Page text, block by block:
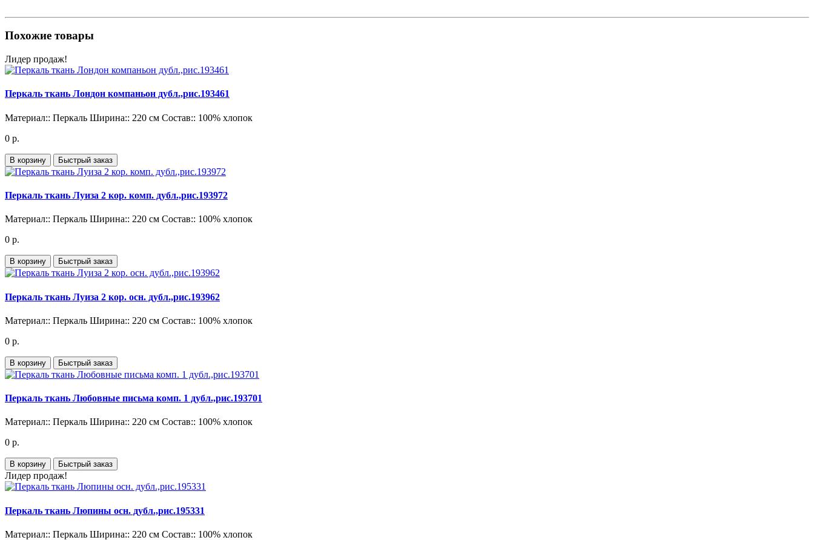
Похожие товары
Лидер продаж!
Перкаль ткань Лондон компаньон дубл.,рис.193461
Материал:: Перкаль Ширина:: 220 см Состав:: 100% хлопок
0 р.
В корзину Быстрый заказ
Перкаль ткань Луиза 2 кор. комп. дубл.,рис.193972
Материал:: Перкаль Ширина:: 220 см Состав:: 100% хлопок
0 р.
В корзину Быстрый заказ
Перкаль ткань Луиза 2 кор. осн. дубл.,рис.193962
Материал:: Перкаль Ширина:: 220 см Состав:: 100% хлопок
0 р.
В корзину Быстрый заказ
Перкаль ткань Любовные письма комп. 1 дубл.,рис.193701
Материал:: Перкаль Ширина:: 220 см Состав:: 100% хлопок
0 р.
В корзину Быстрый заказ
Лидер продаж!
Перкаль ткань Люпины осн. дубл.,рис.195331
Материал:: Перкаль Ширина:: 220 см Состав:: 100% хлопок